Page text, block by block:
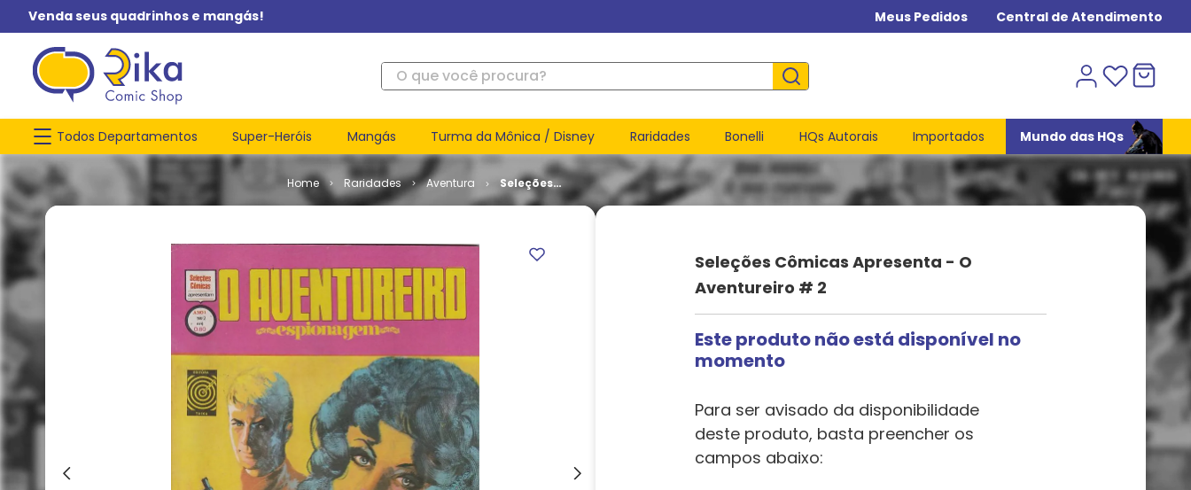
Venda seus quadrinhos e mangás! Meus Pedidos Central de Atendimento
O que você procura?
Todos Departamentos Super-Heróis Mangás Turma da Mônica / Disney Raridades Bonelli HQs Autorais Importados Mundo das HQs
Raridades Aventura
Seleções
Cômicas
Aventureiro
Seleções Cômicas Apresenta - O
Aventureiro # 2
Este produto não está disponível no
momento
Para ser avisado da disponibilidade
deste produto, basta preencher os
campos abaixo: